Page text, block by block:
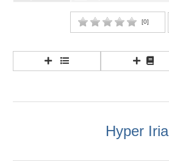
[0]
Hyper Iria